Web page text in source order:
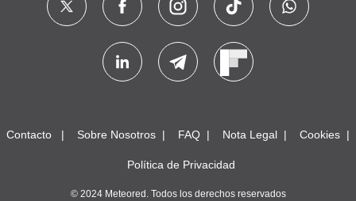
Contacto Sobre Nosotros FAQ Nota Legal Cookies
Política de Privacidad
© 2024 Meteored. Todos los derechos reservados